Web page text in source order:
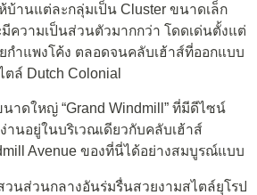
บ้านแต่ละกลุ่มเป็น Cluster ขนาดเล็ก
ความเป็นส่วนตัวมากกว่า โดดเด่นตั้งแต่
กำแพงโค้ง ตลอดจนคลับเฮ้าส์ที่ออกแบบ
ตล์ Dutch Colonial
าดใหญ่ “Grand Windmill” ที่มีดีไซน์
านอยู่ในบริเวณเดียวกับคลับเฮ้าส์
Avenue ของที่นี่ได้อย่างสมบูรณ์แบบ
วนส่วนกลางอันร่มรื่นสวยงามสไตล์ยุโรป